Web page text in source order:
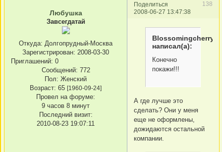
Поделиться
138
2008-06-27 13:47:38
Любушка
Завсегдатай
Откуда: Долгопрудный-Москва
Зарегистрирован: 2008-03-30
Приглашений: 0
Сообщений: 772
Пол: Женский
Возраст: 65 [1960-09-24]
Провел на форуме:
9 часов 8 минут
Последний визит:
2010-08-23 19:07:11
Blossomingcherry
написал(а):
Конечно
покажи!!!
А где лучше это
сделать? Они у меня
еще не оформлены,
дожидаются остальной
компании.